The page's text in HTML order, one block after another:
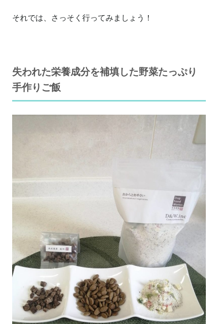
それでは、さっそく行ってみましょう！
失われた栄養成分を補填した野菜たっぷり
手作りご飯